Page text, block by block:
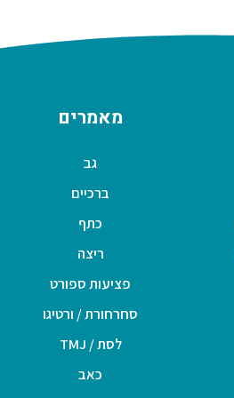
מאמרים
גב
ברכיים
כתף
ריצה
פציעות ספורט
סחרחורת / ורטיגו
לסת / TMJ
כאב